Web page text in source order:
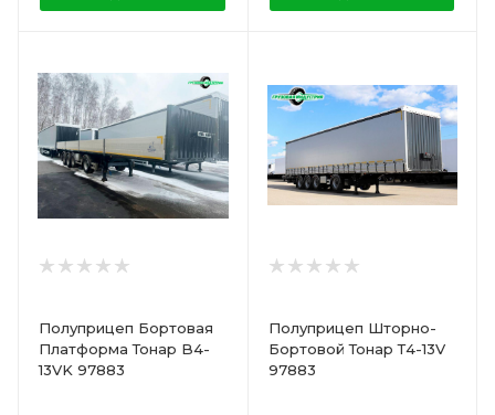
Полуприцеп Бортовая
Платформа Тонар B4-
13VK 97883
Полуприцеп Шторно-
Бортовой Тонар Т4-13V
97883